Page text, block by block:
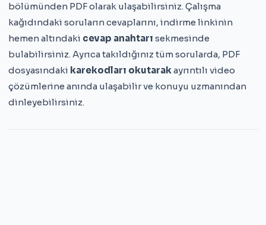
bölümünden PDF olarak ulaşabilirsiniz. Çalışma
kağıdındaki soruların cevaplarını, indirme linkinin
hemen altındaki cevap anahtarı sekmesinde
bulabilirsiniz. Ayrıca takıldığınız tüm sorularda, PDF
dosyasındaki karekodları okutarakayrıntılı video
çözümlerine anında ulaşabilir ve konuyu uzmanından
dinleyebilirsiniz.